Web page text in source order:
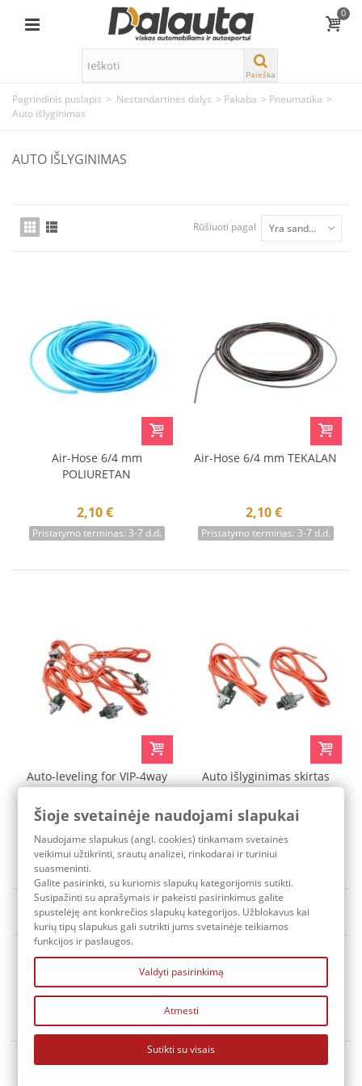
0
Paieška
Pagrindinis puslapis > Nestandartinės dalys > Pakaba > Pneumatika >
Auto išlyginimas
AUTO IŠLYGINIMAS
Rūšiuoti pagal Yra sandėlyje
Air-Hose 6/4 mm
POLIURETAN
2,10 €
Pristatymo terminas: 3-7 d.d.
Air-Hose 6/4 mm TEKALAN
2,10 €
Pristatymo terminas: 3-7 d.d.
Auto-leveling for VIP-4way
Pristatymo terminas: 3-7 d.d.
Auto išlyginimas skirtas
Pristatymo terminas: 3-7 d.d.
Rūšiuoti pagal
MANO PASKYRA
Šioje svetainėje naudojami slapukai
Naudojame slapukus (angl. cookies) tinkamam svetainės
veikimui užtikrinti, srautų analizei, rinkodarai ir turiniui
suasmeninti.
Galite pasirinkti, su kuriomis slapukų kategorijomis sutikti.
Susipažinti su aprašymais ir pakeisti pasirinkimus galite
spustelėję ant konkrečios slapukų kategorijos. Užblokavus kai
kurių tipų slapukus gali sutrikti jums svetainėje teikiamos
funkcijos ir paslaugos.
Valdyti pasirinkimą
Atmesti
Sutikti su visais